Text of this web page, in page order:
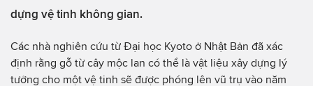
dựng vệ tinh không gian.
Các nhà nghiên cứu từ Đại học Kyoto ở Nhật Bản đã xác
định rằng gỗ từ cây mộc lan có thể là vật liệu xây dựng lý
tưởng cho một vệ tinh sẽ được phóng lên vũ trụ vào năm